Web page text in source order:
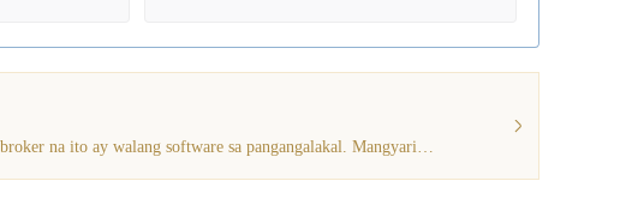
Ang kasalukuyang impormasyon ay nagpapakita na ang broker na ito ay walang software sa pangangalakal. Mangyaring magkaroon ng kamalayan!